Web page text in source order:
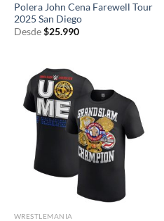
Polera John Cena Farewell Tour
2025 San Diego
Desde $25.990
WRESTLEMANIA